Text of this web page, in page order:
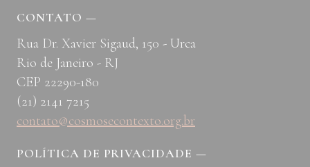
CONTATO —
Rua Dr. Xavier Sigaud, 150 - Urca
Rio de Janeiro - RJ
CEP 22290-180
(21) 2141 7215
contato@cosmosecontexto.org.br
POLÍTICA DE PRIVACIDADE—